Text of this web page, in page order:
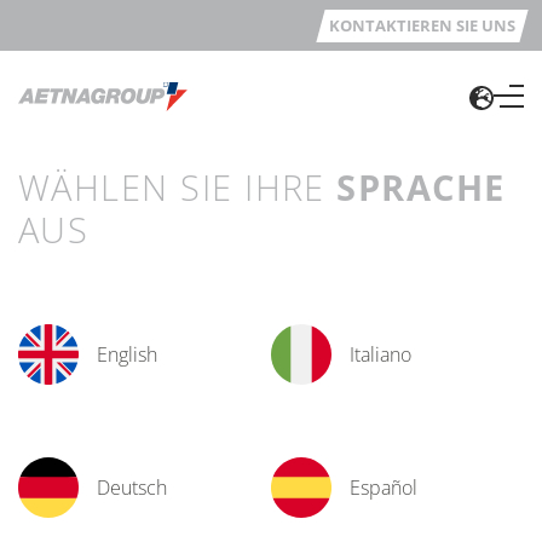
KONTAKTIEREN SIE UNS
WÄHLEN SIE IHRE SPRACHE
AUS
English Italiano
Deutsch Español